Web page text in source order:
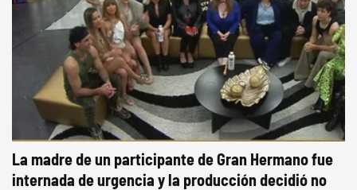
La madre de un participante de Gran Hermano fue
internada de urgencia y la producción decidió no